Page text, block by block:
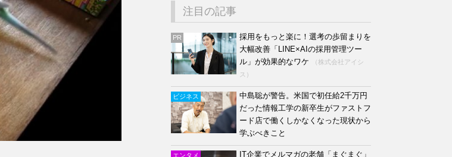
注目の記事
PR
採用をもっと楽に！選考の歩留まりを
大幅改善「LINE×AIの採用管理ツー
ル」が効果的なワケ
（株式会社アイシ
ス）
ビジネス
中島聡が警告。米国で初任給2千万円
だった情報工学の新卒生がファストフ
ード店で働くしかなくなった現状から
学ぶべきこと
エンタメ
IT企業でメルマガの老舗「まぐまぐ」